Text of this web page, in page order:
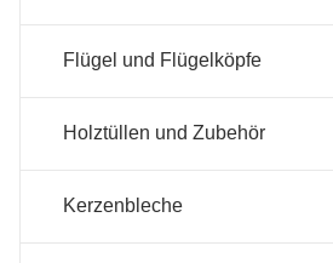
Flügel und Flügelköpfe
Holztüllen und Zubehör
Kerzenbleche